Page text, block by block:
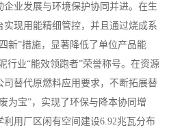
业发展与环境保护协同并进。在生
现用能精细管控，并且通过烧成系
新”措施，显著降低了单位产品能
行业“能效领跑者”荣誉称号。在资源
替代原燃料应用要求，不断拓展替
为宝”，实现了环保与降本协同增
用厂区闲有空间建设6.92兆瓦分布